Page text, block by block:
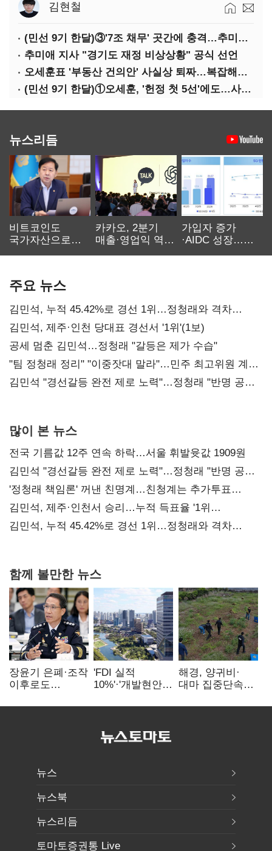
김현철
(민선 9기 한달)③'7조 채무' 곳간에 충격…추미애, 20년만에 '비상재정' 선언 승부수
추미애 지사 "경기도 재정 비상상황" 공식 선언
오세훈표 '부동산 건의안' 사실상 퇴짜…복잡해진 '재개발 31만호' 셈법
(민선 9기 한달)①오세훈, '헌정 첫 5선'에도…사법리스크·여소야대에 발목
뉴스리듬
비트코인도
국가자산으로…'
카카오, 2분기
매출·영업익 역대
가입자 증가
·AIDC 성장…
주요 뉴스
김민석, 누적 45.42%로 경선 1위…정청래와 격차
0.86%p(2보)
김민석, 제주·인천 당대표 경선서 '1위'(1보)
공세 멈춘 김민석…정청래 "갈등은 제가 수습"
"팀 정청래 정리" "이중잣대 말라"…민주 최고위원 계파
다툼 격화
김민석 "경선갈등 완전 제로 노력"…정청래 "반명 공세
많이 본 뉴스
전국 기름값 12주 연속 하락…서울 휘발윳값 1909원
김민석 "경선갈등 완전 제로 노력"…정청래 "반명 공세
사과부터"
'정청래 책임론' 꺼낸 친명계…친청계는 추가투표
때리기
김민석, 제주·인천서 승리…누적 득표율 '1위
탈환'(종합)
김민석, 누적 45.42%로 경선 1위…정청래와 격차
함께 볼만한 뉴스
장윤기 은폐·조작
이후로도
내부비위…경찰
'FDI 실적
10%'·'개발현안
인천경제청장
해경, 양귀비·
대마 집중단속…
249명 검거
뉴스
뉴스북
뉴스리듬
토마토증권통 Live